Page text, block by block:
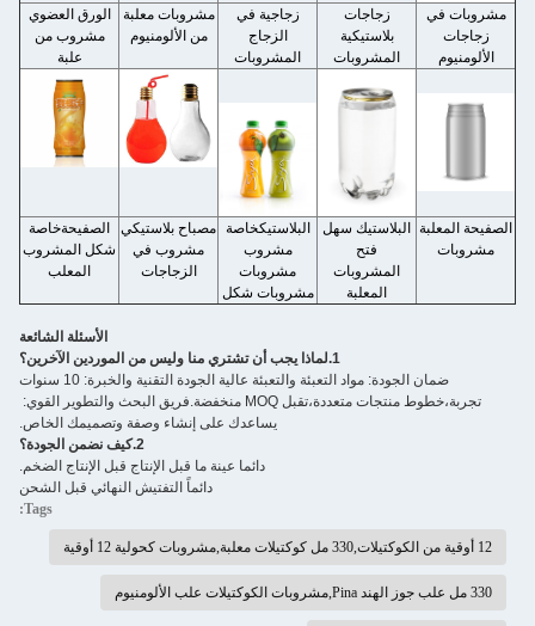
مشروبات في
زجاجات
الألومنيوم
زجاجات
بلاستيكية
المشروبات
زجاجية في
الزجاج
المشروبات
مشروبات معلبة
من الألومنيوم
الورق العضوي
مشروب من
علبة
الصفيحة المعلبة
مشروبات
البلاستيك سهل
فتح
المشروبات
المعلبة
البلاستيكخاصة
مشروب
مشروبات
مشروبات شكل
مصباح بلاستيكي
مشروب في
الزجاجات
الصفيحةخاصة
شكل المشروب
المعلب
الأسئلة الشائعة
1
.لماذا يجب أن تشتري منا وليس من الموردين الآخرين؟
ضمان الجودة: مواد التعبئة والتعبئة عالية الجودة التقنية والخبرة: 10 سنوات
يساعدك على إنشاء وصفة وتصميمك الخاص.
2. كيف نضمن الجودة؟
دائما عينة ما قبل الإنتاج قبل الإنتاج الضخم.
دائماً التفتيش النهائي قبل الشحن
Tags:
12 أوقية من الكوكتيلات,330 مل كوكتيلات معلبة,مشروبات كحولية 12 أوقية
330 مل علب جوز الهند Pina,مشروبات الكوكتيلات علب الألومنيوم